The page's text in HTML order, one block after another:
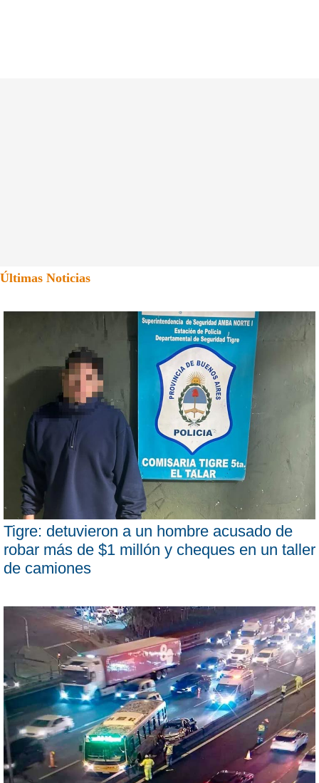
Últimas Noticias
Tigre: detuvieron a un hombre acusado de
robar más de $1 millón y cheques en un taller
de camiones